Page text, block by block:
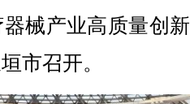
械产业高质量创
市召开。